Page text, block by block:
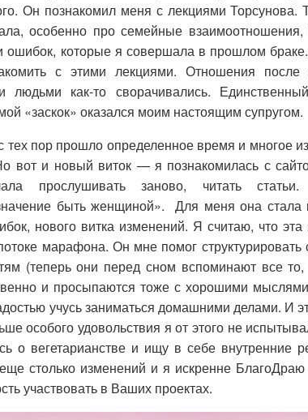
Он познакомил меня с лекциями Торсунова.
особенно про семейные
ошибок, которые я совершала в прошлом
с этими лекциями. Отношения после
людьми как-то сворачивались.
«заскок» оказался моим настоящим супругом.
тех пор прошло определенное время и многое
вот и новый виток — я познакомилась с
прослушивать заново, читать статьи.
быть женщиной». Для меня она стала
нового витка изменений. Я считаю, что
марафона. Он мне помог
(теперь они перед сном вспоминают все
и просыпаются тоже с хорошими
учусь заниматься домашними делами. И
особого удовольствия я от этого не
о вегетарианстве и ищу в себе внутренние
столько изменений и я искренне
участвовать в Ваших проектах.